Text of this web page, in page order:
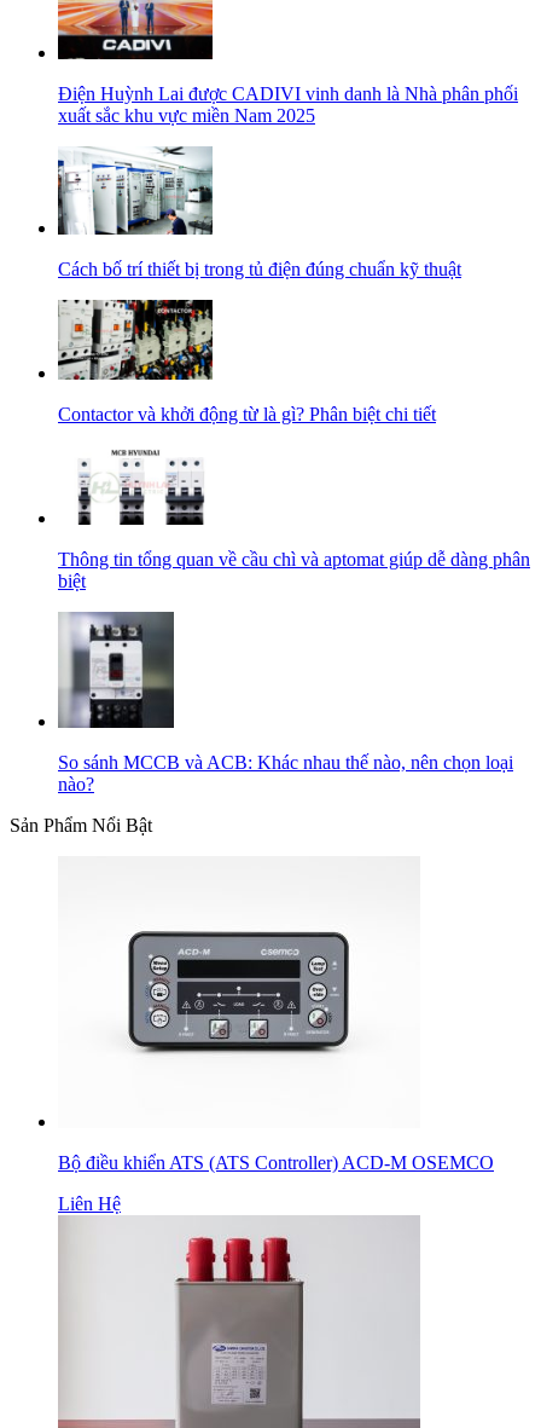
Điện Huỳnh Lai được CADIVI vinh danh là Nhà phân phối
xuất sắc khu vực miền Nam 2025
Cách bố trí thiết bị trong tủ điện đúng chuẩn kỹ thuật
Contactor và khởi động từ là gì? Phân biệt chi tiết
Thông tin tổng quan về cầu chì và aptomat giúp dễ dàng phân
biệt
So sánh MCCB và ACB: Khác nhau thế nào, nên chọn loại
nào?
Sản Phẩm Nổi Bật
Bộ điều khiển ATS (ATS Controller) ACD-M OSEMCO
Liên Hệ